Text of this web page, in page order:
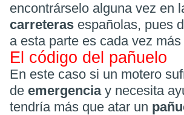
encontrárselo alguna vez en
carreteras españolas, pues
a esta parte es cada vez más
El código del pañuelo
En este caso si un motero
de emergencia y necesita
tendría más que atar un